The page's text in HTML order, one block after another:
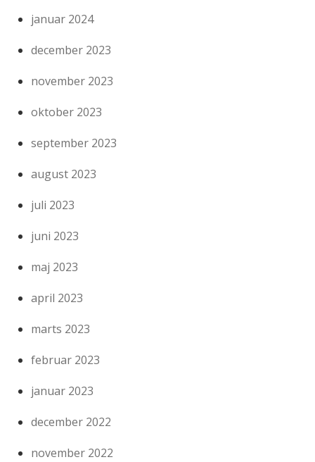
januar 2024
december 2023
november 2023
oktober 2023
september 2023
august 2023
juli 2023
juni 2023
maj 2023
april 2023
marts 2023
februar 2023
januar 2023
december 2022
november 2022